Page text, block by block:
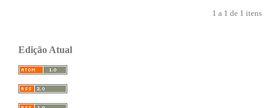
1 a 1 de 1 itens
Edição Atual